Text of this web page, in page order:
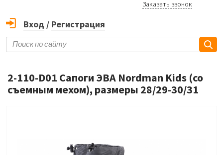
Заказать звонок
Вход / Регистрация
2-110-D01 Сапоги ЭВА Nordman Kids (со
съемным мехом), размеры 28/29-30/31